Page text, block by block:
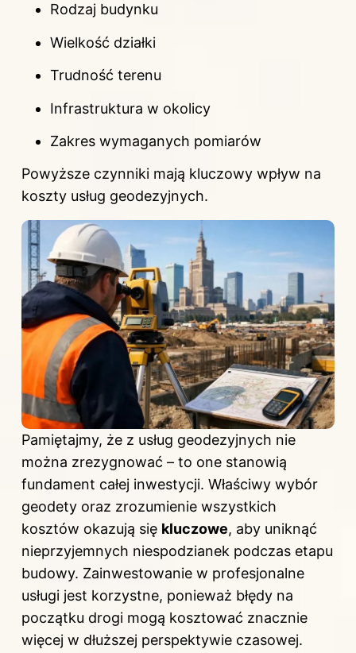
Rodzaj budynku
Wielkość działki
Trudność terenu
Infrastruktura w okolicy
Zakres wymaganych pomiarów
Powyższe czynniki mają kluczowy wpływ na
koszty usług geodezyjnych.
Pamiętajmy, że z usług geodezyjnych nie
można zrezygnować – to one stanowią
fundament całej inwestycji. Właściwy wybór
geodety oraz zrozumienie wszystkich
kosztów okazują się kluczowe, aby uniknąć
nieprzyjemnych niespodzianek podczas etapu
budowy. Zainwestowanie w profesjonalne
usługi jest korzystne, ponieważ błędy na
początku drogi mogą kosztować znacznie
więcej w dłuższej perspektywie czasowej.